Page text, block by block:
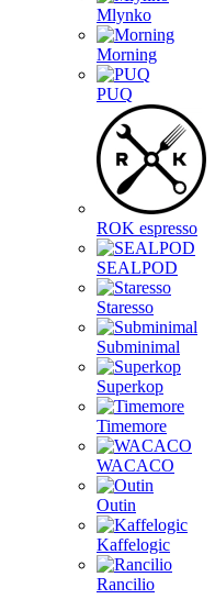
Mlynko
Morning
PUQ
ROK espresso
SEALPOD
Staresso
Subminimal
Superkop
Timemore
WACACO
Outin
Kaffelogic
Rancilio